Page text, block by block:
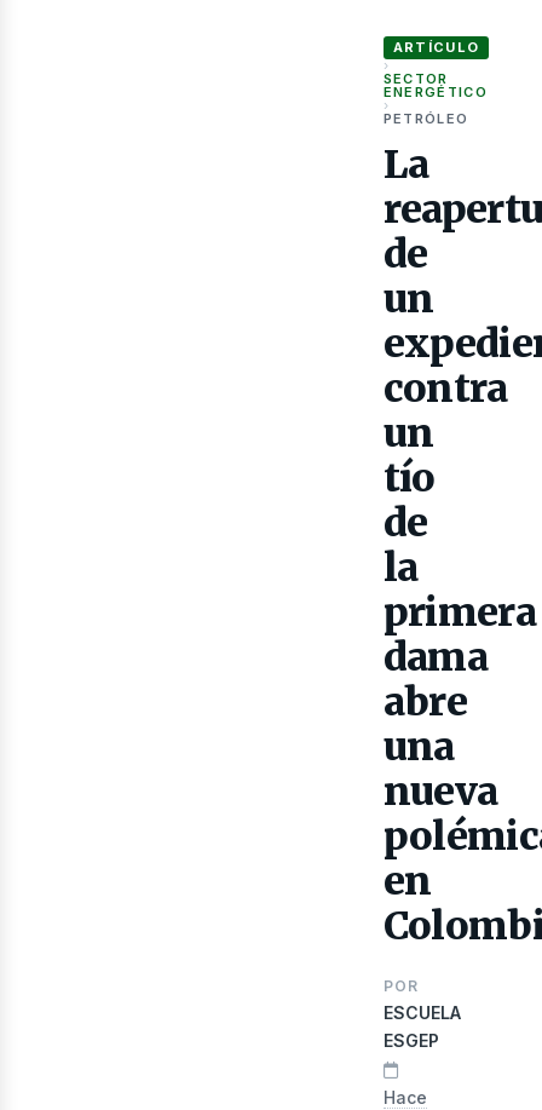
ARTÍCULO
›
SECTOR
ENERGÉTICO
›
PETRÓLEO
La
de
un
contra
un
tío
de
la
primera
dama
abre
una
nueva
en
POR
ESCUELA
ESGEP
Hace